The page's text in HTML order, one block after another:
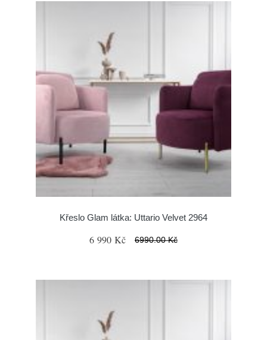
Křeslo Glam látka: Uttario Velvet 2964
6 990 Kč 6990.00 Kč